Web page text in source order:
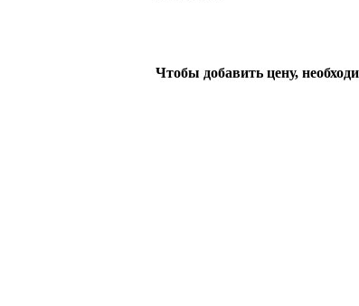
Чтобы добавить цену,